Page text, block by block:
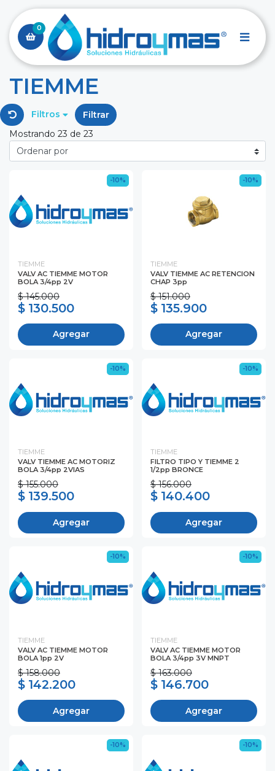
0
TIEMME
Filtros
Filtrar
Mostrando 23 de 23
-10%
TIEMME
VALV AC TIEMME MOTOR
BOLA 3/4pp 2V
$ 145.000
$ 130.500
Agregar
-10%
TIEMME
VALV TIEMME AC RETENCION
CHAP 3pp
$ 151.000
$ 135.900
Agregar
-10%
TIEMME
VALV TIEMME AC MOTORIZ
BOLA 3/4pp 2VIAS
$ 155.000
$ 139.500
Agregar
-10%
TIEMME
FILTRO TIPO Y TIEMME 2
1/2pp BRONCE
$ 156.000
$ 140.400
Agregar
-10%
TIEMME
VALV AC TIEMME MOTOR
BOLA 1pp 2V
$ 158.000
$ 142.200
Agregar
-10%
TIEMME
VALV AC TIEMME MOTOR
BOLA 3/4pp 3V MNPT
$ 163.000
$ 146.700
Agregar
-10% -10%